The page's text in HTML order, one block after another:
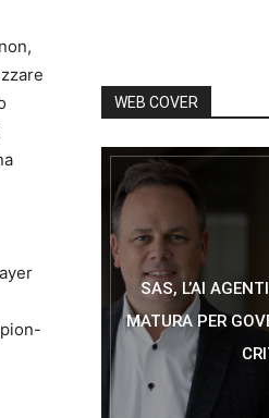
WEB COVER
SAS, L’AI
MATURA PER